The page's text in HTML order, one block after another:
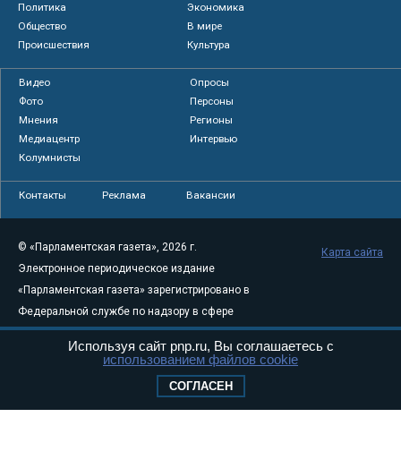
Политика
Экономика
Общество
В мире
Происшествия
Культура
Видео
Опросы
Фото
Персоны
Мнения
Регионы
Медиацентр
Интервью
Колумнисты
Контакты Реклама Вакансии
© «Парламентская газета», 2026 г.
Электронное периодическое издание
«Парламентская газета» зарегистрировано в
Федеральной службе по надзору в сфере
связи, информационных технологий и
массовых коммуникаций (Роскомнадзор) 05
Свидетельство о регистрации Эл № ФС77-
Карта сайта
Используя сайт pnp.ru, Вы соглашаетесь с
использованием файлов cookie
СОГЛАСЕН